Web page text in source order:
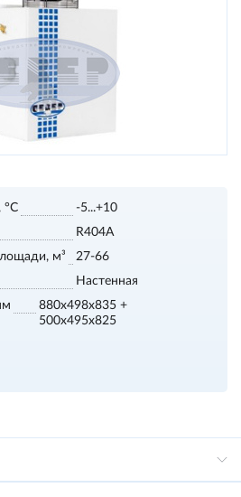
°С
-5...+10
R404A
м³
27-66
Настенная
880x498x835 +
500x495x825